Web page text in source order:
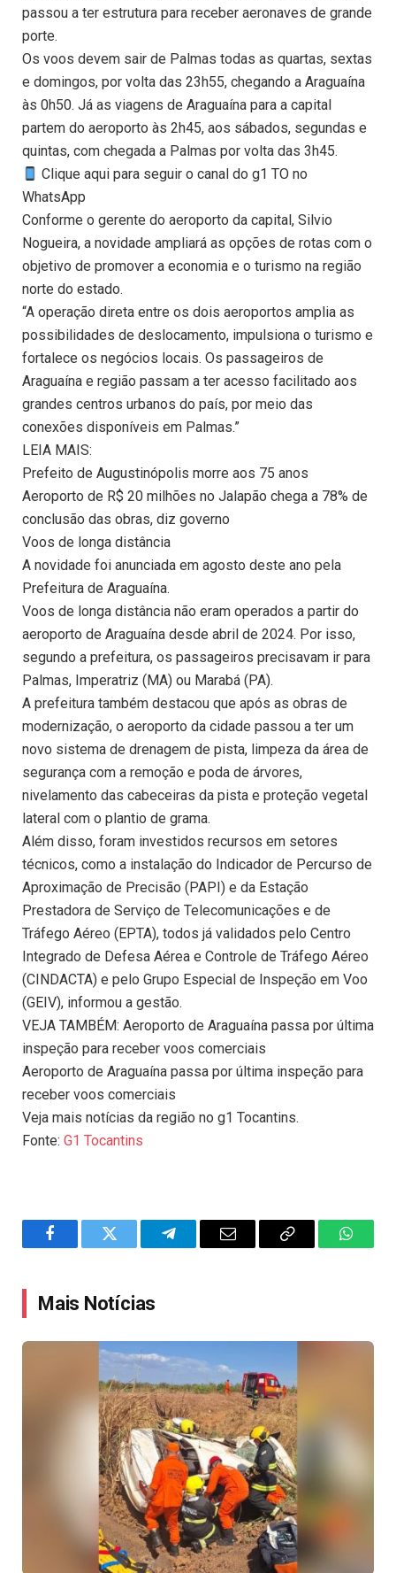
passou a ter estrutura para receber aeronaves de grande
porte.
Os voos devem sair de Palmas todas as quartas, sextas
e domingos, por volta das 23h55, chegando a Araguaína
às 0h50. Já as viagens de Araguaína para a capital
partem do aeroporto às 2h45, aos sábados, segundas e
quintas, com chegada a Palmas por volta das 3h45.
Clique aqui para seguir o canal do g1 TO no
WhatsApp
Conforme o gerente do aeroporto da capital, Silvio
Nogueira, a novidade ampliará as opções de rotas com o
objetivo de promover a economia e o turismo na região
norte do estado.
“A operação direta entre os dois aeroportos amplia as
possibilidades de deslocamento, impulsiona o turismo e
fortalece os negócios locais. Os passageiros de
Araguaína e região passam a ter acesso facilitado aos
grandes centros urbanos do país, por meio das
conexões disponíveis em Palmas.”
LEIA MAIS:
Prefeito de Augustinópolis morre aos 75 anos
Aeroporto de R$ 20 milhões no Jalapão chega a 78% de
conclusão das obras, diz governo
Voos de longa distância
A novidade foi anunciada em agosto deste ano pela
Prefeitura de Araguaína.
Voos de longa distância não eram operados a partir do
aeroporto de Araguaína desde abril de 2024. Por isso,
segundo a prefeitura, os passageiros precisavam ir para
Palmas, Imperatriz (MA) ou Marabá (PA).
A prefeitura também destacou que após as obras de
modernização, o aeroporto da cidade passou a ter um
novo sistema de drenagem de pista, limpeza da área de
segurança com a remoção e poda de árvores,
nivelamento das cabeceiras da pista e proteção vegetal
lateral com o plantio de grama.
Além disso, foram investidos recursos em setores
técnicos, como a instalação do Indicador de Percurso de
Aproximação de Precisão (PAPI) e da Estação
Prestadora de Serviço de Telecomunicações e de
Tráfego Aéreo (EPTA), todos já validados pelo Centro
Integrado de Defesa Aérea e Controle de Tráfego Aéreo
(CINDACTA) e pelo Grupo Especial de Inspeção em Voo
(GEIV), informou a gestão.
VEJA TAMBÉM: Aeroporto de Araguaína passa por última
inspeção para receber voos comerciais
Aeroporto de Araguaína passa por última inspeção para
receber voos comerciais
Veja mais notícias da região no g1 Tocantins.
Fonte: G1 Tocantins
FacebookTwitter TelegramEmail
Copy
Mais Notícias